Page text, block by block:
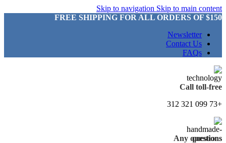
Skip to navigation Skip to main content
FREE SHIPPING FOR ALL ORDERS OF $150
Newsletter
Contact Us
FAQs
Call toll-free
+73 099 321 312
Any questions